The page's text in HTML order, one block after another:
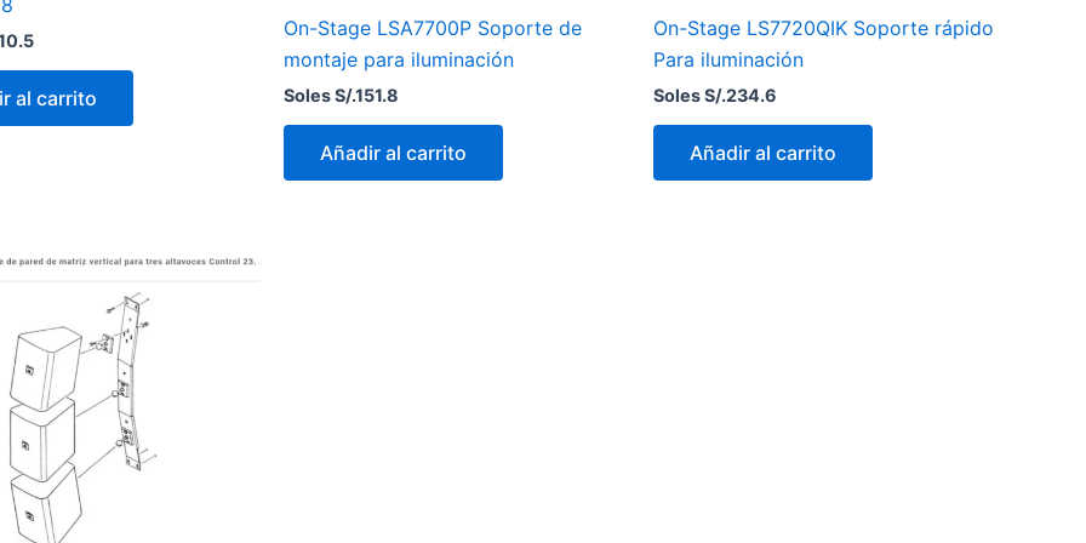
al carrito
On-Stage LSA7700P Soporte de
montaje para iluminación
Soles S/.151.8
Añadir al carrito
On-Stage LS7720QIK Soporte rápido
Para iluminación
Soles S/.234.6
Añadir al carrito